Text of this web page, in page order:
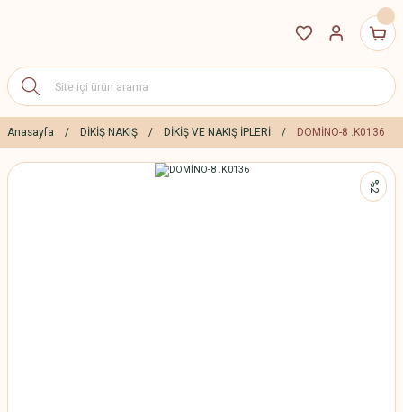
Anasayfa DİKİŞ NAKIŞ DİKİŞ VE NAKIŞ İPLERİ DOMİNO-8 .K0136
%2